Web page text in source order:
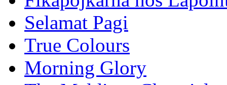
Selamat Pagi
True Colours
Morning Glory